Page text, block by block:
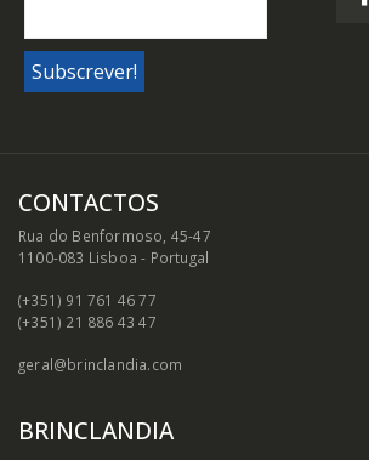
CONTACTOS
Rua do Benformoso, 45-47
1100-083 Lisboa - Portugal
(+351) 91 761 46 77
(+351) 21 886 43 47
geral@brinclandia.com
BRINCLANDIA